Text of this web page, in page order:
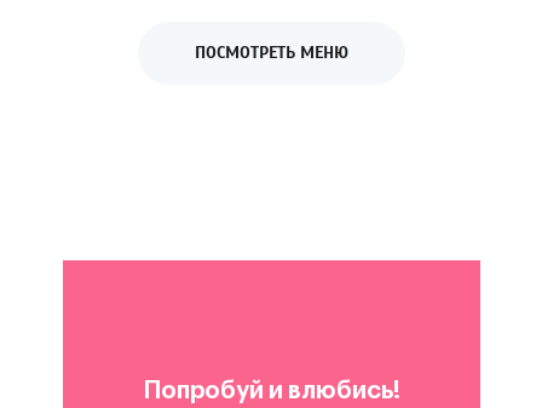
ПОСМОТРЕТЬ МЕНЮ
Попробуй и влюбись!